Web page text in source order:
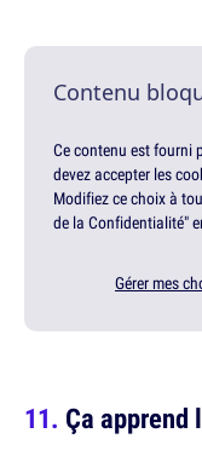
Contenu
Ce contenu est fourni
devez accepter les
Modifiez ce choix à
de la Confidentialité"
Gérer mes
Ça